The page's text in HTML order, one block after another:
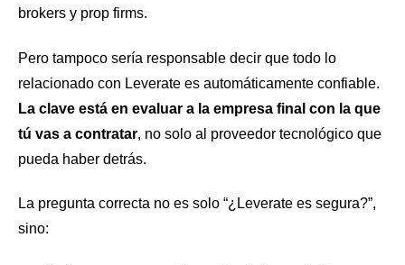
brokers y prop firms.
Pero tampoco sería responsable decir que todo lo
relacionado con Leverate es automáticamente confiable.
La clave está en evaluar a la empresa final con la que
tú vas a contratar, no solo al proveedor tecnológico que
pueda haber detrás.
La pregunta correcta no es solo “¿Leverate es segura?”,
sino: